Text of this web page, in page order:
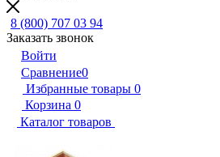
8 (800) 707 03 94
Заказать звонок
Войти
Сравнение0
Избранные товары 0
Корзина 0
Каталог товаров